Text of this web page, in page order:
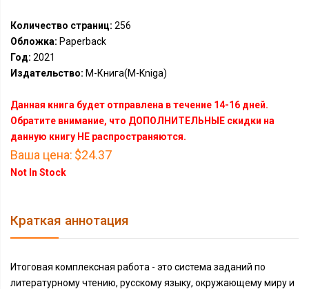
Количество страниц: 256
Обложка: Paperback
Год: 2021
Издательство: М-Книга(M-Kniga)
Данная книга будет отправлена в течение 14-16 дней.
Обратите внимание, что ДОПОЛНИТЕЛЬНЫЕ скидки на
данную книгу НЕ распространяются.
Ваша цена: $24.37
Not In Stock
Краткая аннотация
Итоговая комплексная работа - это система заданий по
литературному чтению, русскому языку, окружающему миру и